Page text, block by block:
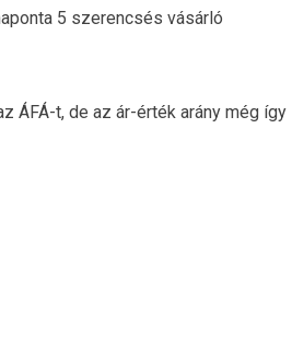
5 szerencsés vásárló
ÁFÁ-t, de az ár-érték arány még így